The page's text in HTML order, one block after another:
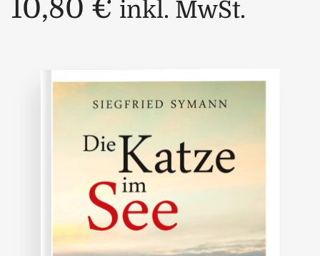
10,80 € inkl. MwSt.